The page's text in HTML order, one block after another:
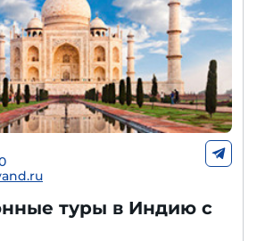
туры в Индию с